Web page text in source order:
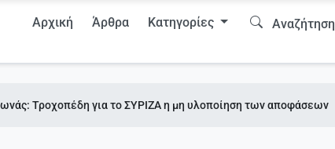
Αρχική Άρθρα Κατηγορίες Αναζήτηση
Τροχοπέδη για το ΣΥΡΙΖΑ η μη υλοποίηση των αποφάσεων